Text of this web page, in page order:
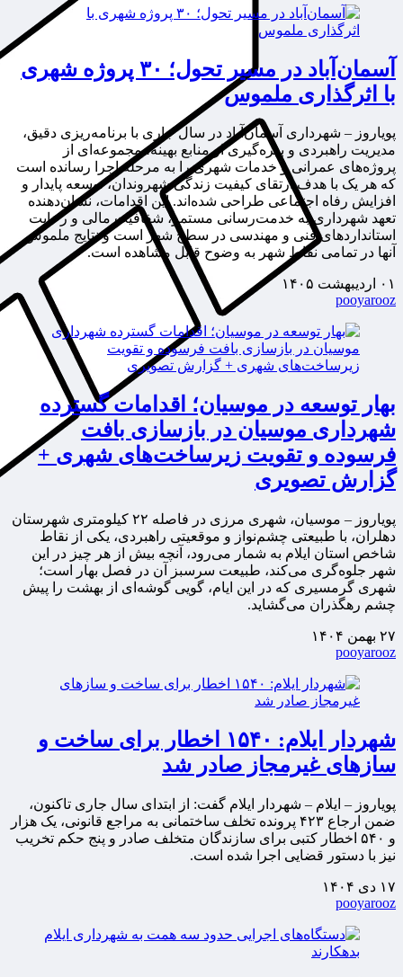
آسمان‌آباد در مسیر تحول؛ ۳۰ پروژه شهری
با اثرگذاری ملموس
پویاروز – شهرداری آسمان‌آباد در سال جاری با برنامه‌ریزی دقیق،
مدیریت راهبردی و بهره‌گیری از منابع بهینه، مجموعه‌ای از
پروژه‌های عمرانی و خدمات شهری را به مرحله اجرا رسانده است
که هر یک با هدف ارتقای کیفیت زندگی شهروندان، توسعه پایدار و
افزایش رفاه اجتماعی طراحی شده‌اند. این اقدامات، نشان‌دهنده
تعهد شهرداری به خدمت‌رسانی مستمر، شفافیت مالی و رعایت
استانداردهای فنی و مهندسی در سطح شهر است و نتایج ملموس
آنها در تمامی نقاط شهر به وضوح قابل مشاهده است.
۰۱ اردیبهشت ۱۴۰۵
pooyarooz
بهار توسعه در موسیان؛ اقدامات گسترده
شهرداری موسیان در بازسازی بافت
فرسوده و تقویت زیرساخت‌های شهری +
گزارش تصویری
پویاروز – موسیان، شهری مرزی در فاصله ۲۲ کیلومتری شهرستان
دهلران، با طبیعتی چشم‌نواز و موقعیتی راهبردی، یکی از نقاط
شاخص استان ایلام به شمار می‌رود، آنچه بیش از هر چیز در این
شهر جلوه‌گری می‌کند، طبیعت سرسبز آن در فصل بهار است؛
شهری گرمسیری که در این ایام، گویی گوشه‌ای از بهشت را پیش
چشم رهگذران می‌گشاید.
۲۷ بهمن ۱۴۰۴
pooyarooz
شهردار ایلام: ۱۵۴۰ اخطار برای ساخت و
سازهای غیرمجاز صادر شد
پویاروز – ایلام – شهردار ایلام گفت: از ابتدای سال جاری تاکنون،
ضمن ارجاع ۴۲۳ پرونده تخلف ساختمانی به مراجع قانونی، یک هزار
و ۵۴۰ اخطار کتبی برای سازندگان متخلف صادر و پنج حکم تخریب
نیز با دستور قضایی اجرا شده است.
۱۷ دی ۱۴۰۴
pooyarooz